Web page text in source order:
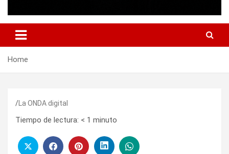
Home
La ONDA digital
Tiempo de lectura: < 1 minuto